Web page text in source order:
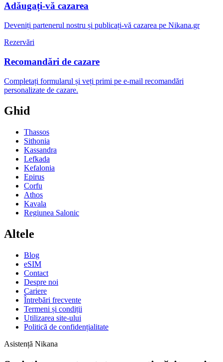
Adăugați-vă cazarea
Deveniți partenerul nostru și publicați-vă cazarea pe Nikana.gr
Rezervări
Recomandări de cazare
Completați formularul și veți primi pe e-mail recomandări
personalizate de cazare.
Ghid
Thassos
Sithonia
Kassandra
Lefkada
Kefalonia
Epirus
Corfu
Athos
Kavala
Regiunea Salonic
Altele
Blog
eSIM
Contact
Despre noi
Cariere
Întrebări frecvente
Termeni și condiții
Utilizarea site-ului
Politică de confidențialitate
Asistență Nikana